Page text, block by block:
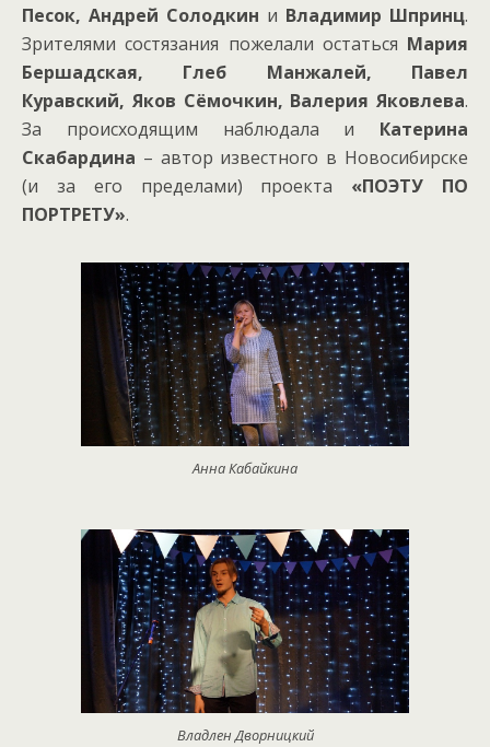
Песок, Андрей Солодкин и Владимир Шпринц.
Зрителями состязания пожелали остаться Мария
Бершадская, Глеб Манжалей, Павел
Куравский, Яков Сёмочкин, Валерия Яковлева.
За происходящим наблюдала и Катерина
Скабардина – автор известного в Новосибирске
(и за его пределами) проекта «ПОЭТУ ПО
ПОРТРЕТУ».
Анна Кабайкина
Владлен Дворницкий